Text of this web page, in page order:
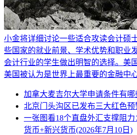
小金将详细讨论一些适合攻读会计硕
些国家的就业前景、学术优势和职业
会计行业的学生做出明智的选择。美
美国被认为是世界上最重要的金融中
加拿大麦吉尔大学申请条件有哪
北京门头沟区已发布三大红色预
一张图看18个直盘外汇支撑阻
货币+新兴货币(2026年7月10日)